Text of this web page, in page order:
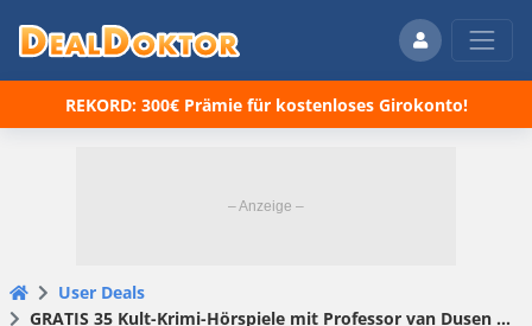
REKORD: 300€ Prämie für kostenloses Girokonto!
User Deals
GRATIS 35 Kult-Krimi-Hörspiele mit Professor van Dusen kostenlos beim Deutschlandfunk